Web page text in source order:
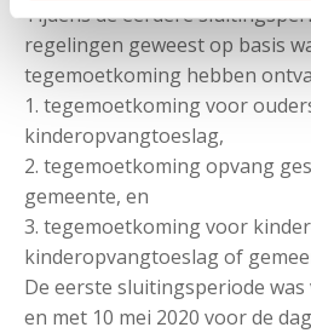
Tijdens de eerdere
regelingen geweest op basis
tegemoetkoming hebben
1. tegemoetkoming voor
kinderopvangtoeslag,
2. tegemoetkoming opvang
gemeente, en
3. tegemoetkoming voor
kinderopvangtoeslag of
De eerste sluitingsperiode
en met 10 mei 2020 voor de